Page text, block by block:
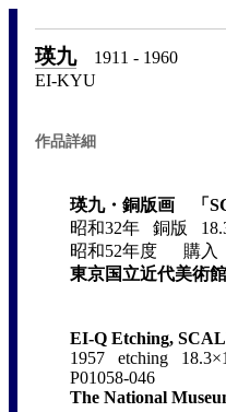
瑛九1911 - 1960
EI-KYU
作品詳細
瑛九・銅版画 「
昭和32年 銅版
昭和52年度 購入
東京国立近代美術館
EI-Q Etching,
1957 etching
P01058-046
The National